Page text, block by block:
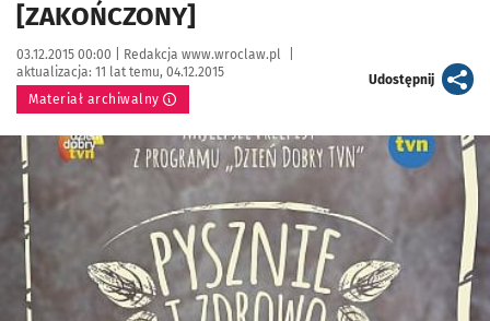
[ZAKOŃCZONY]
Data publikacji:
03.12.2015 00:00 | Autor:
Redakcja www.wroclaw.pl
aktualizacja: 11 lat temu, 04.12.2015
Materiał archiwalny
Udostępnijartykuł
Kliknij, aby powiększyć